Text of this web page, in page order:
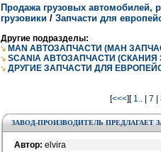
Продажа грузовых автомобилей,
грузовики / Запчасти для
Другие подразделы:
MAN АВТОЗАПЧАСТИ (МАН
SCANIA АВТОЗАПЧАСТИ
ДРУГИЕ ЗАПЧАСТИ ДЛЯ
[<<<][ 1.. 7
ЗАВОД-ПРОИЗВОДИТЕЛЬ ПРЕДЛАГАЕТ
Автор: elvira